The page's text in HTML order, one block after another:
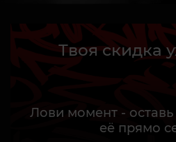
Твоя скидка
Лови момент -
её прямо